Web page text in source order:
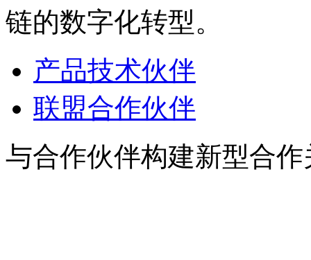
链的数字化转型。
产品技术伙伴
联盟合作伙伴
与合作伙伴构建新型合作